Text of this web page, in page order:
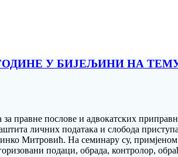
У БИЈЕЉИНИ НА
правне послове и aдвокатских
личних података и слобода
Митровић. На семинару су,
подаци, обрада, контролор,